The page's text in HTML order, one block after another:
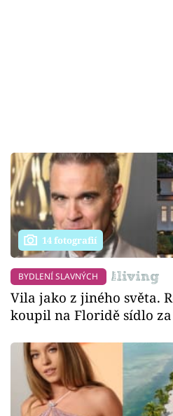
14 fotografií
BYDLENÍ SLAVNÝCH
Vila jako z jiného světa.
koupil na Floridě sídlo